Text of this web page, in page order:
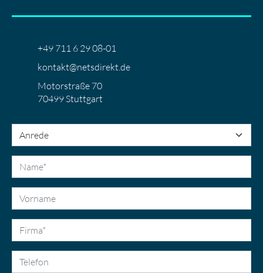
+49 711 6 29 08-01
kontakt@netsdirekt.de
Motorstraße 70
70499 Stuttgart